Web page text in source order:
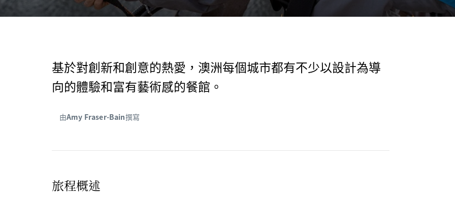
基於對創新和創意的熱愛，澳洲每個城市都有不少以設計為導
向的體驗和富有藝術感的餐館。
由Amy Fraser-Bain撰寫
旅程概述